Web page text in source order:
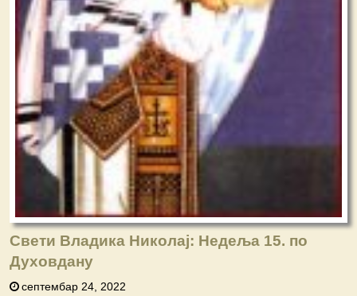
Свети Владика Николај: Недеља 15. по
Духовдану
септембар 24, 2022